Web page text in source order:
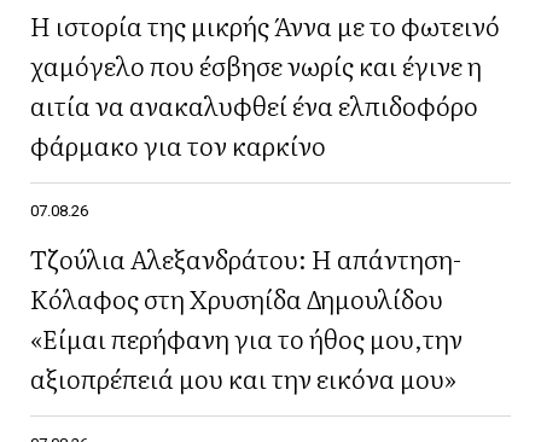
Η ιστορία της μικρής Άννα με το φωτεινό
χαμόγελο που έσβησε νωρίς και έγινε η
αιτία να ανακαλυφθεί ένα ελπιδοφόρο
φάρμακο για τον καρκίνο
07.08.26
Τζούλια Αλεξανδράτου: Η απάντηση-
Κόλαφος στη Χρυσηίδα Δημουλίδου
«Είμαι περήφανη για το ήθος μου,την
αξιοπρέπειά μου και την εικόνα μου»